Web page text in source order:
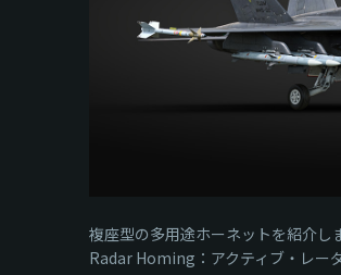
複座型の多用途ホーネットを紹介
Radar Homing：アクティブ・レー